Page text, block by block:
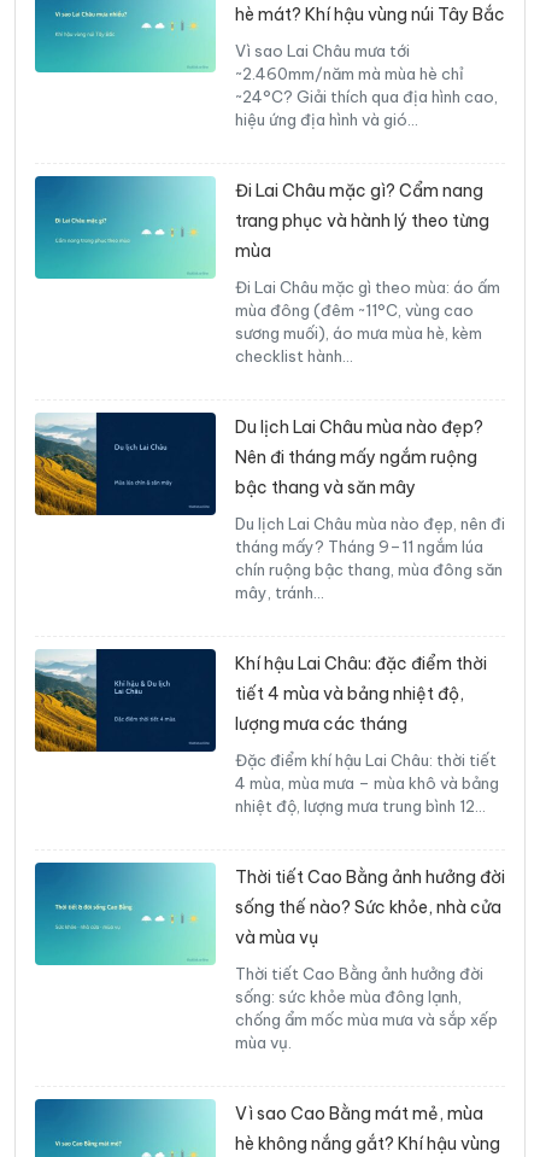
hè mát? Khí hậu vùng núi Tây Bắc
Vì sao Lai Châu mưa tới
~2.460mm/năm mà mùa hè chỉ
~24°C? Giải thích qua địa hình cao,
hiệu ứng địa hình và gió…
Đi Lai Châu mặc gì? Cẩm nang
trang phục và hành lý theo từng
mùa
Đi Lai Châu mặc gì theo mùa: áo ấm
mùa đông (đêm ~11°C, vùng cao
sương muối), áo mưa mùa hè, kèm
checklist hành…
Du lịch Lai Châu mùa nào đẹp?
Nên đi tháng mấy ngắm ruộng
bậc thang và săn mây
Du lịch Lai Châu mùa nào đẹp, nên đi
tháng mấy? Tháng 9–11 ngắm lúa
chín ruộng bậc thang, mùa đông săn
mây, tránh…
Khí hậu Lai Châu: đặc điểm thời
tiết 4 mùa và bảng nhiệt độ,
lượng mưa các tháng
Đặc điểm khí hậu Lai Châu: thời tiết
4 mùa, mùa mưa – mùa khô và bảng
nhiệt độ, lượng mưa trung bình 12…
Thời tiết Cao Bằng ảnh hưởng đời
sống thế nào? Sức khỏe, nhà cửa
và mùa vụ
Thời tiết Cao Bằng ảnh hưởng đời
sống: sức khỏe mùa đông lạnh,
chống ẩm mốc mùa mưa và sắp xếp
mùa vụ.
Vì sao Cao Bằng mát mẻ, mùa
hè không nắng gắt? Khí hậu vùng